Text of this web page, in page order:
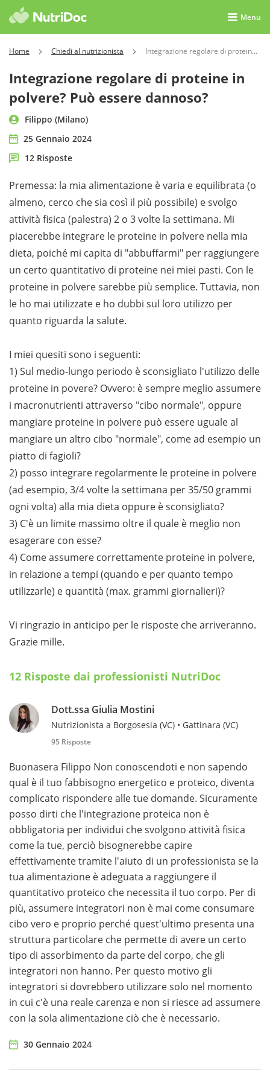
Menu
Home Chiedi al nutrizionista Integrazione regolare di proteine in polvere? Può essere dannoso?
Integrazione regolare di proteine in
polvere? Può essere dannoso?
Filippo (Milano)
25 Gennaio 2024
12 Risposte
Premessa: la mia alimentazione è varia e equilibrata (o
almeno, cerco che sia così il più possibile) e svolgo
attività fisica (palestra) 2 o 3 volte la settimana. Mi
piacerebbe integrare le proteine in polvere nella mia
dieta, poiché mi capita di "abbuffarmi" per raggiungere
un certo quantitativo di proteine nei miei pasti. Con le
proteine in polvere sarebbe più semplice. Tuttavia, non
le ho mai utilizzate e ho dubbi sul loro utilizzo per
quanto riguarda la salute.
I miei quesiti sono i seguenti:
1) Sul medio-lungo periodo è sconsigliato l'utilizzo delle
proteine in povere? Ovvero: è sempre meglio assumere
i macronutrienti attraverso "cibo normale", oppure
mangiare proteine in polvere può essere uguale al
mangiare un altro cibo "normale", come ad esempio un
piatto di fagioli?
2) posso integrare regolarmente le proteine in polvere
(ad esempio, 3/4 volte la settimana per 35/50 grammi
ogni volta) alla mia dieta oppure è sconsigliato?
3) C'è un limite massimo oltre il quale è meglio non
esagerare con esse?
4) Come assumere correttamente proteine in polvere,
in relazione a tempi (quando e per quanto tempo
utilizzarle) e quantità (max. grammi giornalieri)?
Vi ringrazio in anticipo per le risposte che arriveranno.
Grazie mille.
12 Risposte dai professionisti NutriDoc
Dott.ssa Giulia Mostini
Nutrizionista a Borgosesia (VC) • Gattinara (VC)
95 Risposte
Buonasera Filippo Non conoscendoti e non sapendo
qual è il tuo fabbisogno energetico e proteico, diventa
complicato rispondere alle tue domande. Sicuramente
posso dirti che l'integrazione proteica non è
obbligatoria per individui che svolgono attività fisica
come la tue, perciò bisognerebbe capire
effettivamente tramite l'aiuto di un professionista se la
tua alimentazione è adeguata a raggiungere il
quantitativo proteico che necessita il tuo corpo. Per di
più, assumere integratori non è mai come consumare
cibo vero e proprio perché quest'ultimo presenta una
struttura particolare che permette di avere un certo
tipo di assorbimento da parte del corpo, che gli
integratori non hanno. Per questo motivo gli
integratori si dovrebbero utilizzare solo nel momento
in cui c'è una reale carenza e non si riesce ad assumere
con la sola alimentazione ciò che è necessario.
30 Gennaio 2024